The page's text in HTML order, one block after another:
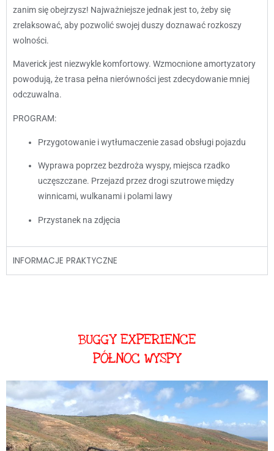
zanim się obejrzysz! Najważniejsze jednak jest to, żeby się
zrelaksować, aby pozwolić swojej duszy doznawać rozkoszy
wolności.
Maverick jest niezwykle komfortowy. Wzmocnione amortyzatory
powodują, że trasa pełna nierówności jest zdecydowanie mniej
odczuwalna.
PROGRAM:
Przygotowanie i wytłumaczenie zasad obsługi pojazdu
Wyprawa poprzez bezdroża wyspy, miejsca rzadko
uczęszczane. Przejazd przez drogi szutrowe między
winnicami, wulkanami i polami lawy
Przystanek na zdjęcia
INFORMACJE PRAKTYCZNE
BUGGY EXPERIENCE
PÓŁNOC WYSPY